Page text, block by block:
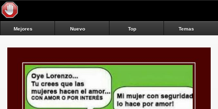
Mejores Nuevo Top Temas